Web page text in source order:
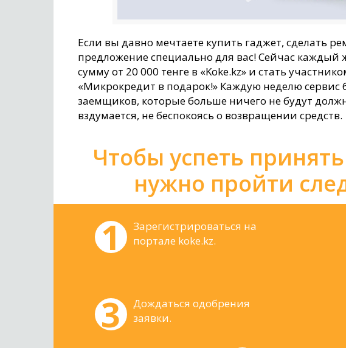
Если вы давно мечтаете купить гаджет, сделать
предложение специально для вас! Сейчас
сумму от 20 000 тенге в «Koke.kz» и стать
«Микрокредит в подарок!» Каждую неделю сервис
заемщиков, которые больше ничего не будут
вздумается, не беспокоясь о возвращении средств.
Чтобы успеть
нужно пройти
Зарегистрироваться на
портале koke.kz.
Дождаться одобрения
заявки.